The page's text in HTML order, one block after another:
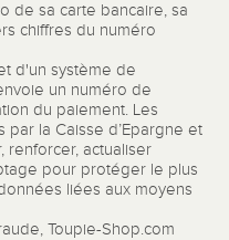
de sa carte bancaire, sa
chiffres du numéro
d'un système de
un numéro de
du paiement. Les
la Caisse d’Epargne et
renforcer, actualiser
pour protéger le plus
liées aux moyens
Toupie-Shop.com